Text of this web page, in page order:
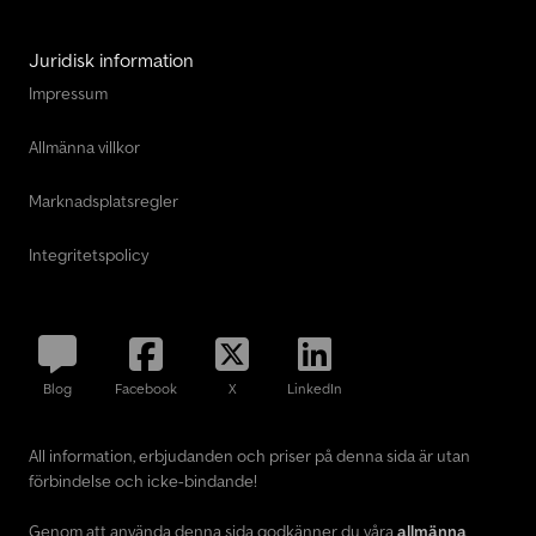
Juridisk information
Impressum
Allmänna villkor
Marknadsplatsregler
Integritetspolicy
Blog Facebook X LinkedIn
All information, erbjudanden och priser på denna sida är utan
förbindelse och icke-bindande!
Genom att använda denna sida godkänner du våra allmänna